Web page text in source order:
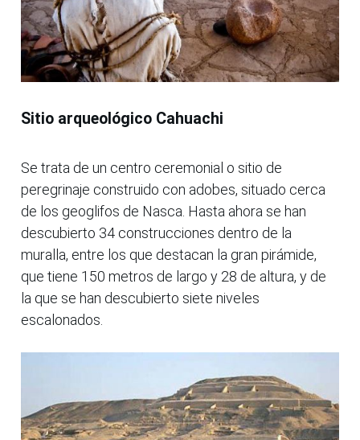
Sitio arqueológico Cahuachi
Se trata de un centro ceremonial o sitio de
peregrinaje construido con adobes, situado cerca
de los geoglifos de Nasca. Hasta ahora se han
descubierto 34 construcciones dentro de la
muralla, entre los que destacan la gran pirámide,
que tiene 150 metros de largo y 28 de altura, y de
la que se han descubierto siete niveles
escalonados.